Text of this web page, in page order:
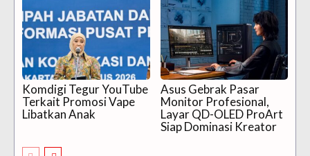
Komdigi Tegur YouTube
Terkait Promosi Vape
Libatkan Anak
Asus Gebrak Pasar
Monitor Profesional,
Layar QD-OLED ProArt
Siap Dominasi Kreator